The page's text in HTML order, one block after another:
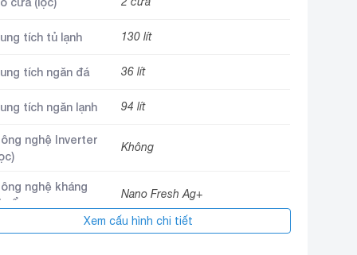
tích tủ lạnh 130 lít
tích ngăn đá 36 lít
tích ngăn lạnh 94 lít
nghệ Inverter
Không
nghệ kháng
Nano Fresh Ag+
liệu cửa tủ Thép không gỉ
Xem cấu hình chi tiết